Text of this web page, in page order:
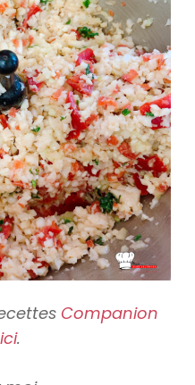
Companion
ici.